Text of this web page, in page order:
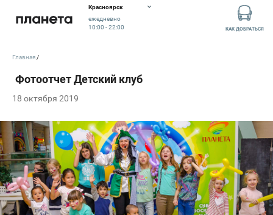
Красноярск
ежедневно
10:00 - 22:00
КАК ДОБРАТЬСЯ
18 октября 2019
Главная